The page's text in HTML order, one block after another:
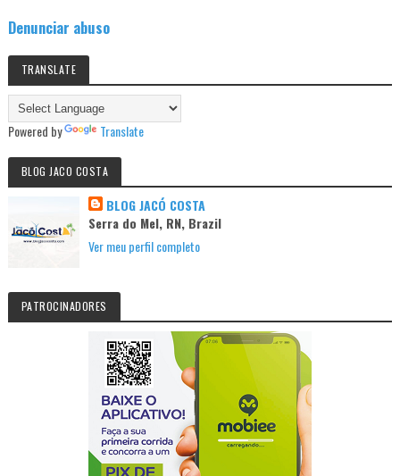
Denunciar abuso
TRANSLATE
Powered by Translate
BLOG JACO COSTA
BLOG JACÓ COSTA
Serra do Mel, RN, Brazil
Ver meu perfil completo
PATROCINADORES